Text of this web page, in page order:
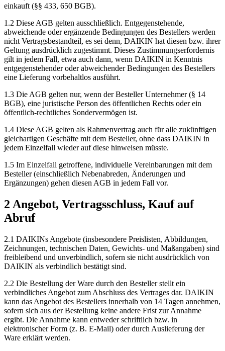
einkauft (§§ 433, 650 BGB).
1.2 Diese AGB gelten ausschließlich. Entgegenstehende,
abweichende oder ergänzende Bedingungen des Bestellers werden
nicht Vertragsbestandteil, es sei denn, DAIKIN hat diesen bzw. ihrer
Geltung ausdrücklich zugestimmt. Dieses Zustimmungserfordernis
gilt in jedem Fall, etwa auch dann, wenn DAIKIN in Kenntnis
entgegenstehender oder abweichender Bedingungen des Bestellers
eine Lieferung vorbehaltlos ausführt.
1.3 Die AGB gelten nur, wenn der Besteller Unternehmer (§ 14
BGB), eine juristische Person des öffentlichen Rechts oder ein
öffentlich-rechtliches Sondervermögen ist.
1.4 Diese AGB gelten als Rahmenvertrag auch für alle zukünftigen
gleichartigen Geschäfte mit dem Besteller, ohne dass DAIKIN in
jedem Einzelfall wieder auf diese hinweisen müsste.
1.5 Im Einzelfall getroffene, individuelle Vereinbarungen mit dem
Besteller (einschließlich Nebenabreden, Änderungen und
Ergänzungen) gehen diesen AGB in jedem Fall vor.
2 Angebot, Vertragsschluss, Kauf auf
Abruf
2.1 DAIKINs Angebote (insbesondere Preislisten, Abbildungen,
Zeichnungen, technischen Daten, Gewichts- und Maßangaben) sind
freibleibend und unverbindlich, sofern sie nicht ausdrücklich von
DAIKIN als verbindlich bestätigt sind.
2.2 Die Bestellung der Ware durch den Besteller stellt ein
verbindliches Angebot zum Abschluss des Vertrages dar. DAIKIN
kann das Angebot des Bestellers innerhalb von 14 Tagen annehmen,
sofern sich aus der Bestellung keine andere Frist zur Annahme
ergibt. Die Annahme kann entweder schriftlich bzw. in
elektronischer Form (z. B. E-Mail) oder durch Auslieferung der
Ware erklärt werden.